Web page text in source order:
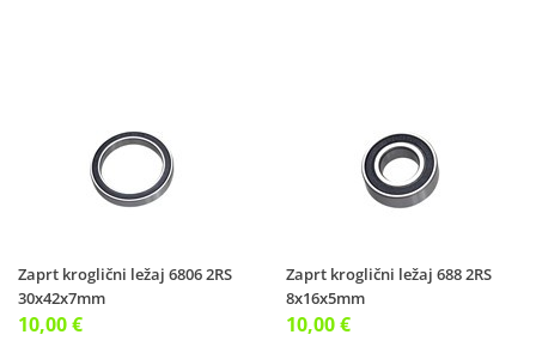
Zaprt kroglični ležaj 6806 2RS
30x42x7mm
10,00 €
Zaprt kroglični ležaj 688 2RS
8x16x5mm
10,00 €